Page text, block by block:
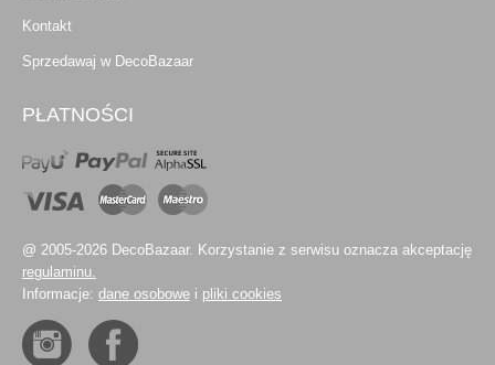
Kontakt
Sprzedawaj w DecoBazaar
PŁATNOŚCI
@ 2005-2026 DecoBazaar. Korzystanie z serwisu oznacza akceptację
regulaminu.
Informacje: dane osobowe i pliki cookies